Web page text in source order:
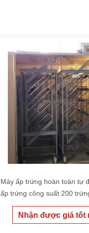
Máy ấp trứng hoàn toàn tự
ấp trứng công suất 200
Nhận được giá tốt